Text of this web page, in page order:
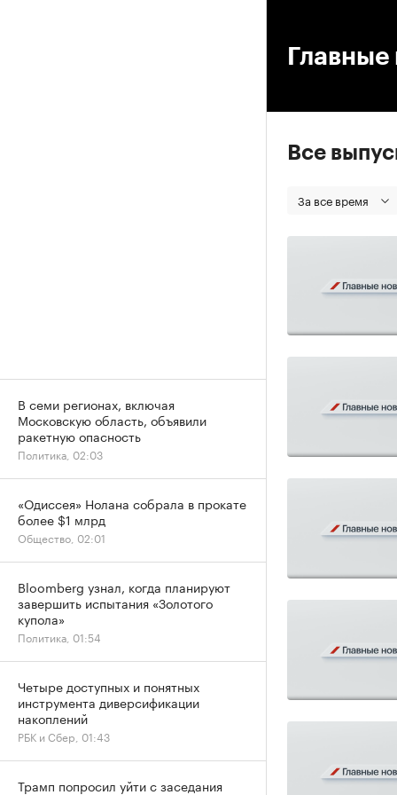
Все
За все время
В семи регионах, включая
Московскую область, объявили
ракетную опасность
Политика, 02:03
«Одиссея» Нолана собрала в прокате
более $1 млрд
Общество, 02:01
Bloomberg узнал, когда планируют
завершить испытания «Золотого
купола»
Политика, 01:54
Четыре доступных и понятных
инструмента диверсификации
накоплений
РБК и Сбер, 01:43
Трамп попросил уйти с заседания